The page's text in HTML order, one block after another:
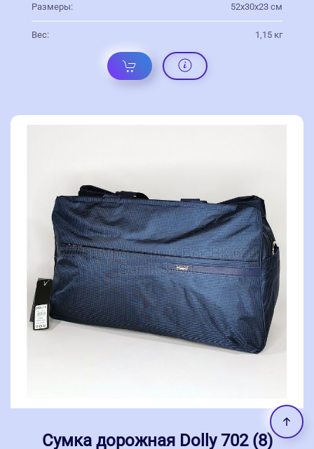
Размеры: 52х30х23 см
Вес: 1,15 кг
Сумка дорожная Dolly 702 (8)